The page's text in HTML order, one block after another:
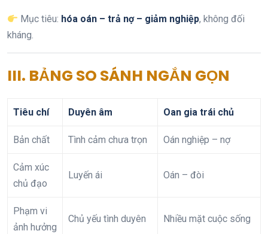
Mục tiêu: hóa oán – trả nợ – giảm nghiệp, không đối
kháng.
III. BẢNG SO SÁNH NGẮN GỌN
Tiêu chí Duyên âm Oan gia trái chủ
Bản chất Tình cảm chưa trọn Oán nghiệp – nợ
Cảm xúc
chủ đạo
Luyến ái Oán – đòi
Phạm vi
ảnh hưởng
Chủ yếu tình duyên Nhiều mặt cuộc sống